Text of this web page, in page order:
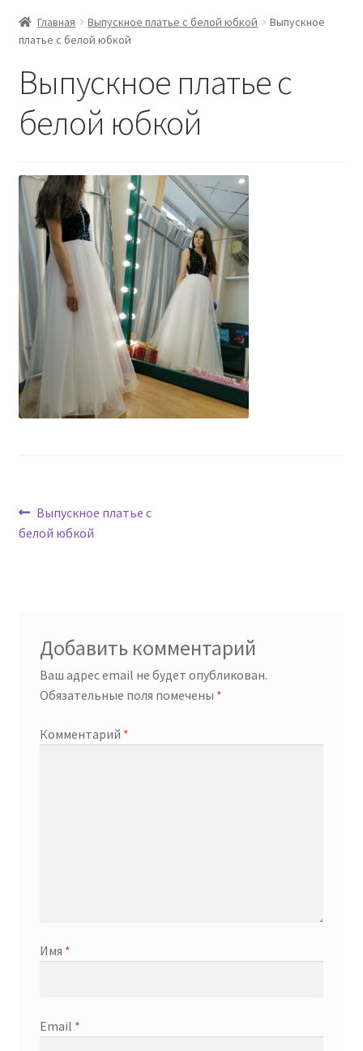
Главная Выпускное платье с белой юбкой
Выпускное
платье с белой юбкой
Выпускное платье с
белой юбкой
Навигация
по
Предыдущая
запись:
Выпускное платье с
белой юбкой
Добавить комментарий
Ваш адрес email не будет опубликован.
Обязательные поля помечены *
Комментарий *
Имя *
Email *